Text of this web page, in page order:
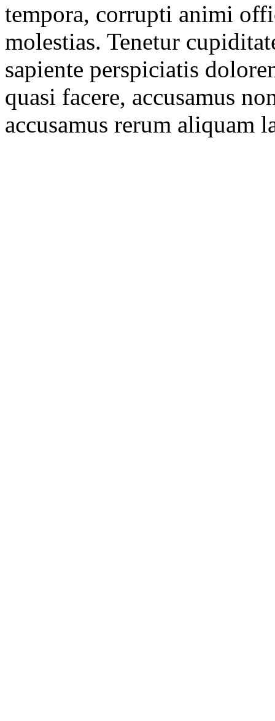
tempora, corrupti animi
molestias. Tenetur
sapiente perspiciatis
quasi facere, accusamus
accusamus rerum aliquam